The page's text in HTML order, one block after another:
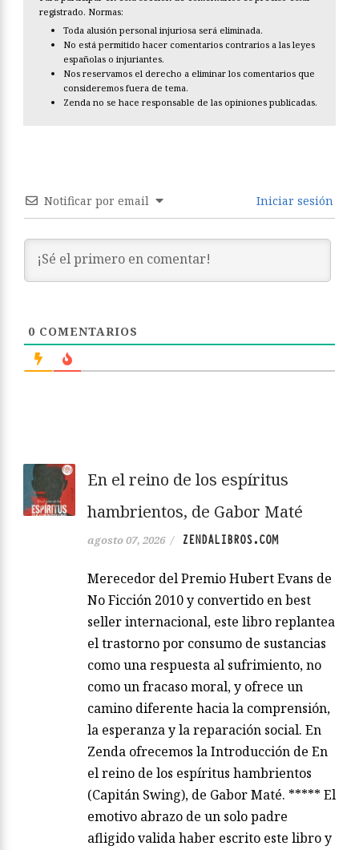
registrado. Normas:
Toda alusión personal injuriosa será eliminada.
No está permitido hacer comentarios contrarios a las leyes
españolas o injuriantes.
Nos reservamos el derecho a eliminar los comentarios que
consideremos fuera de tema.
Zenda no se hace responsable de las opiniones publicadas.
Notificar por email Iniciar sesión
0 COMENTARIOS
En el reino de los espíritus
hambrientos, de Gabor Maté
agosto 07, 2026 / ZENDALIBROS.COM
Merecedor del Premio Hubert Evans de
No Ficción 2010 y convertido en best
seller internacional, este libro replantea
el trastorno por consumo de sustancias
como una respuesta al sufrimiento, no
como un fracaso moral, y ofrece un
camino diferente hacia la comprensión,
la esperanza y la reparación social. En
Zenda ofrecemos la Introducción de En
el reino de los espíritus hambrientos
(Capitán Swing), de Gabor Maté. ***** El
emotivo abrazo de un solo padre
afligido valida haber escrito este libro y